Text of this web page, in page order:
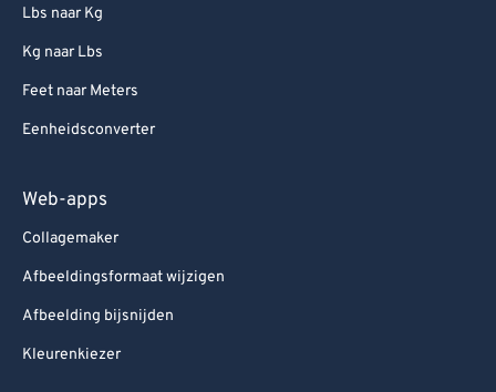
Lbs naar Kg
Kg naar Lbs
Feet naar Meters
Eenheidsconverter
Web-apps
Collagemaker
Afbeeldingsformaat wijzigen
Afbeelding bijsnijden
Kleurenkiezer